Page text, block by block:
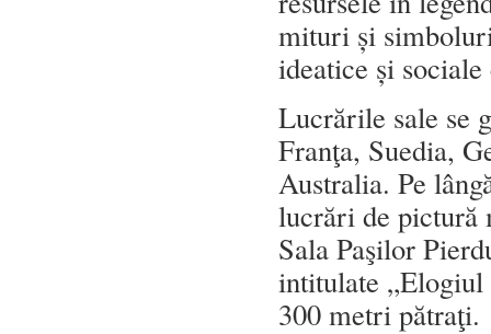
mituri și
ideatice și
Lucrările sale se
Franţa, Suedia,
Australia. Pe
lucrări de pictură
Sala Paşilor
intitulate
300 metri pătraţi.